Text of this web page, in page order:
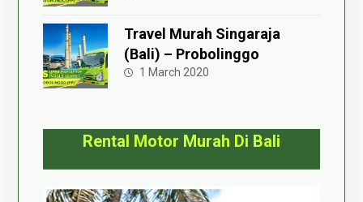
Travel Murah Singaraja
(Bali) – Probolinggo
1 March 2020
Rental Motor Murah Di Bali